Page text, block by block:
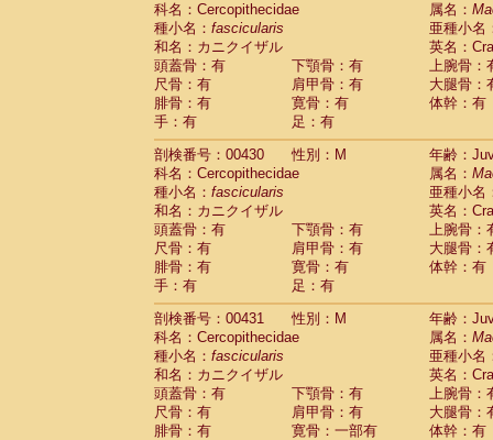
科名：Cercopithecidae
属名：
種小名： fascicularis
亜種小名
和名：カニクイザル
英名：
頭蓋骨：有
下顎骨：有
上腕骨：
尺骨：有
肩甲骨：有
大腿骨：
腓骨：有
寛骨：有
体幹：有
手：有
足：有
剖検番号：00430
性別：M
年齢：
科名：Cercopithecidae
属名：
種小名： fascicularis
亜種小名
和名：カニクイザル
英名：
頭蓋骨：有
下顎骨：有
上腕骨：
尺骨：有
肩甲骨：有
大腿骨：
腓骨：有
寛骨：有
体幹：有
手：有
足：有
剖検番号：00431
性別：M
年齢：
科名：Cercopithecidae
属名：
種小名： fascicularis
亜種小名
和名：カニクイザル
英名：
頭蓋骨：有
下顎骨：有
上腕骨：
尺骨：有
肩甲骨：有
大腿骨：
腓骨：有
寛骨：一部有
体幹：有